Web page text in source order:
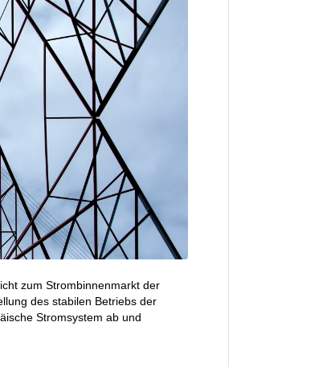
zum Strombinnenmarkt der
des stabilen Betriebs der
Stromsystem ab und